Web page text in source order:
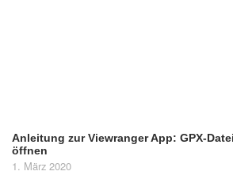
Anleitung zur Viewranger App: GPX-
öffnen
1. März 2020